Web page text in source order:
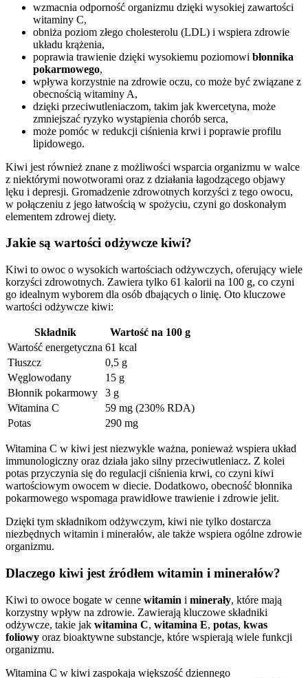
wzmacnia odporność organizmu dzięki wysokiej zawartości
witaminy C,
obniża poziom złego cholesterolu (LDL) i wspiera zdrowie
układu krążenia,
poprawia trawienie dzięki wysokiemu poziomowi błonnika
pokarmowego,
wpływa korzystnie na zdrowie oczu, co może być związane z
obecnością witaminy A,
dzięki przeciwutleniaczom, takim jak kwercetyna, może
zmniejszać ryzyko wystąpienia chorób serca,
może pomóc w redukcji ciśnienia krwi i poprawie profilu
lipidowego.
Kiwi jest również znane z możliwości wsparcia organizmu w walce
z niektórymi nowotworami oraz z działania łagodzącego objawy
lęku i depresji. Gromadzenie zdrowotnych korzyści z tego owocu,
w połączeniu z jego łatwością w spożyciu, czyni go doskonałym
elementem zdrowej diety.
Jakie są wartości odżywcze kiwi?
Kiwi to owoc o wysokich wartościach odżywczych, oferujący wiele
korzyści zdrowotnych. Zawiera tylko 61 kalorii na 100 g, co czyni
go idealnym wyborem dla osób dbających o linię. Oto kluczowe
wartości odżywcze kiwi:
Składnik
Wartość na 100 g
Wartość energetyczna 61 kcal
Tłuszcz
0,5 g
Węglowodany
15 g
Błonnik pokarmowy
3 g
Witamina C
59 mg (230% RDA)
Potas
290 mg
Witamina C w kiwi jest niezwykle ważna, ponieważ wspiera układ
immunologiczny oraz działa jako silny przeciwutleniacz. Z kolei
potas przyczynia się do regulacji ciśnienia krwi, co czyni kiwi
wartościowym owocem w diecie. Dodatkowo, obecność błonnika
pokarmowego wspomaga prawidłowe trawienie i zdrowie jelit.
Dzięki tym składnikom odżywczym, kiwi nie tylko dostarcza
niezbędnych witamin i minerałów, ale także wspiera ogólne zdrowie
organizmu.
Dlaczego kiwi jest źródłem witamin i minerałów?
Kiwi to owoce bogate w cenne witamin i minerały, które mają
korzystny wpływ na zdrowie. Zawierają kluczowe składniki
odżywcze, takie jak witamina C, witamina E, potas, kwas
foliowy oraz bioaktywne substancje, które wspierają wiele funkcji
organizmu.
Witamina C w kiwi zaspokaja większość dziennego